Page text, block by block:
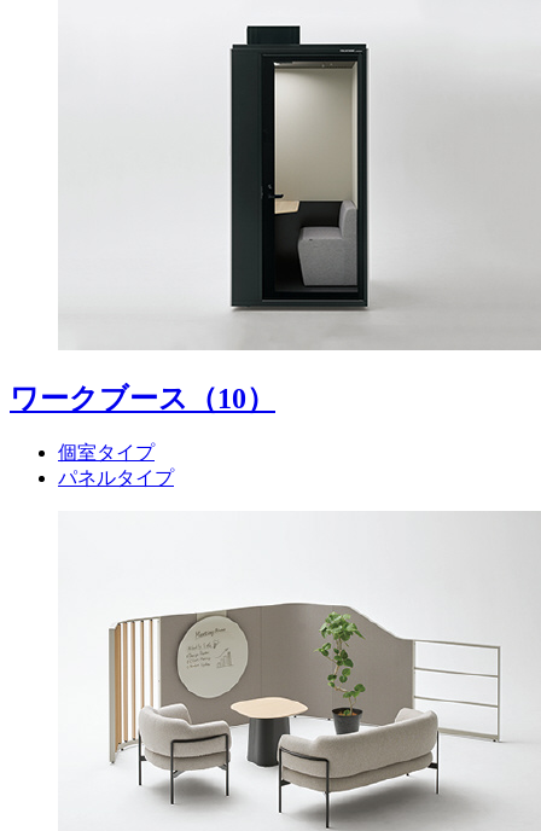
ワークブース （10）
個室タイプ
パネルタイプ